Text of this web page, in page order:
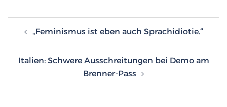
„Feminismus ist eben auch Sprachidiotie.“
Italien: Schwere Ausschreitungen bei Demo am
Brenner-Pass